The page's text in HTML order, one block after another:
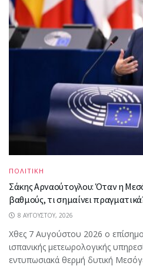
ΠΟΛΙΤΙΚΗ
Σάκης Αρναούτογλου: Όταν η
βαθμούς, τι σημαίνει
8 ΑΥΓΟΎΣΤΟΥ, 2026
Χθες 7 Αυγούστου 2026 ο
ισπανικής μετεωρολογικής
εντυπωσιακά θερμή δυτική